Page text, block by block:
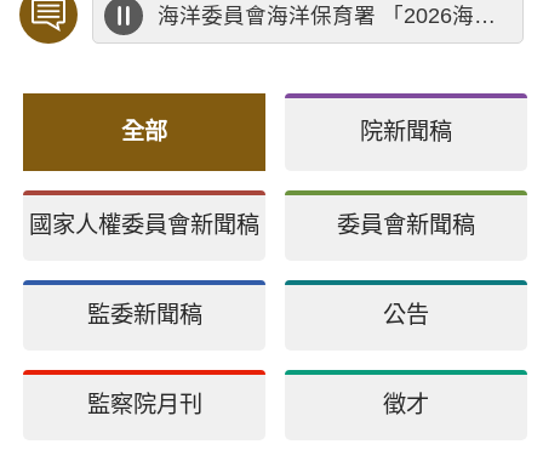
海洋委員會海洋保育署 「2026海洋保育創意短影音競賽」活動
全部 院新聞稿
國家人權委員會新聞稿 委員會新聞稿
監委新聞稿 公告
監察院月刊 徵才